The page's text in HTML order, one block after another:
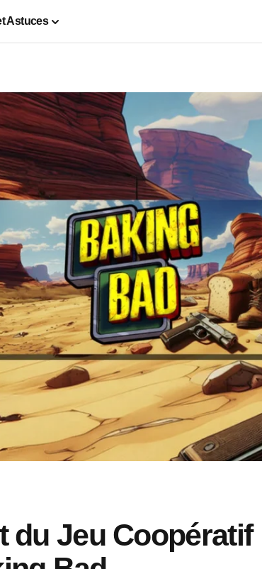
Astuces
du Jeu Coopératif